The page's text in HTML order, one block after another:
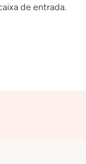
de entrada.